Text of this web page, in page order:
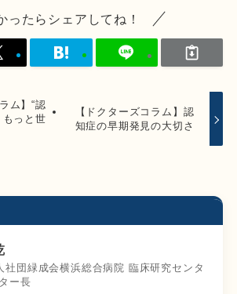
ったらシェアしてね！
ム】“認
もっと世
【ドクターズコラム】認
知症の早期発見の大切さ
社団緑成会横浜総合病院 臨床研究センタ
ー長